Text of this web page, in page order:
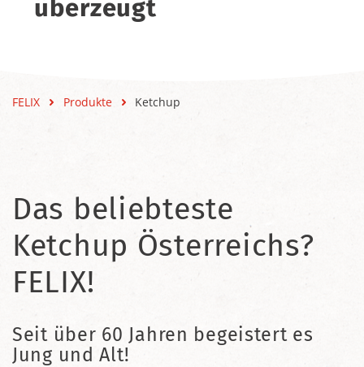
überzeugt
FELIX Produkte Ketchup
Das beliebteste
Ketchup Österreichs?
FELIX!
Seit über 60 Jahren begeistert es
Jung und Alt!